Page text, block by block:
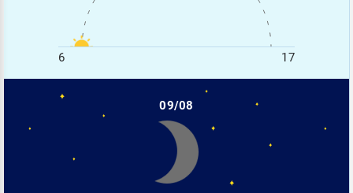
6 17
09/08